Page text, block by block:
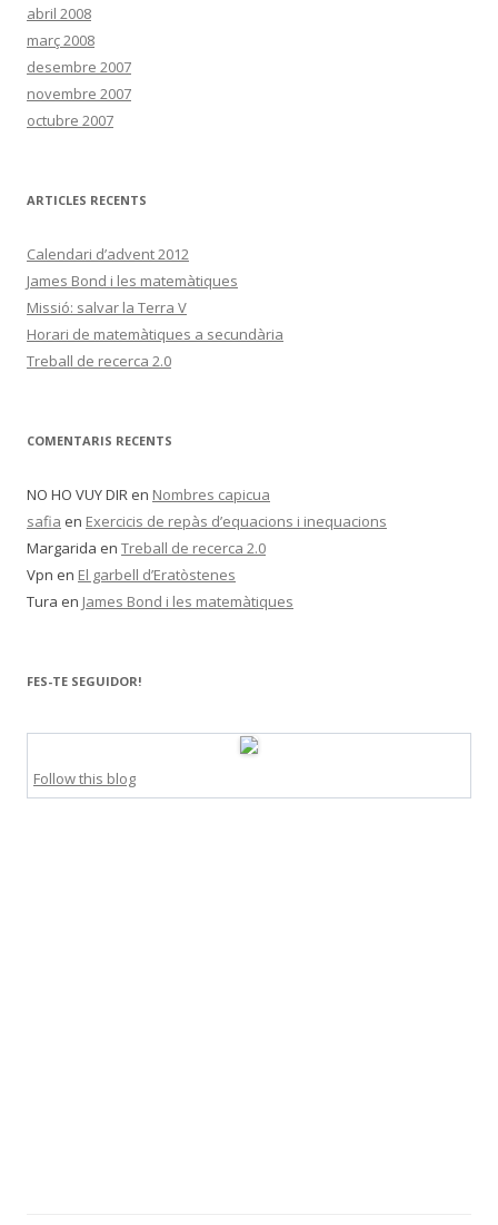
abril 2008
març 2008
desembre 2007
novembre 2007
octubre 2007
ARTICLES RECENTS
Calendari d’advent 2012
James Bond i les matemàtiques
Missió: salvar la Terra V
Horari de matemàtiques a secundària
Treball de recerca 2.0
COMENTARIS RECENTS
NO HO VUY DIR en Nombres capicua
safia en Exercicis de repàs d’equacions i inequacions
Margarida en Treball de recerca 2.0
Vpn en El garbell d’Eratòstenes
Tura en James Bond i les matemàtiques
FES-TE SEGUIDOR!
Follow this blog